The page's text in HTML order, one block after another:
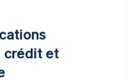
crédit et